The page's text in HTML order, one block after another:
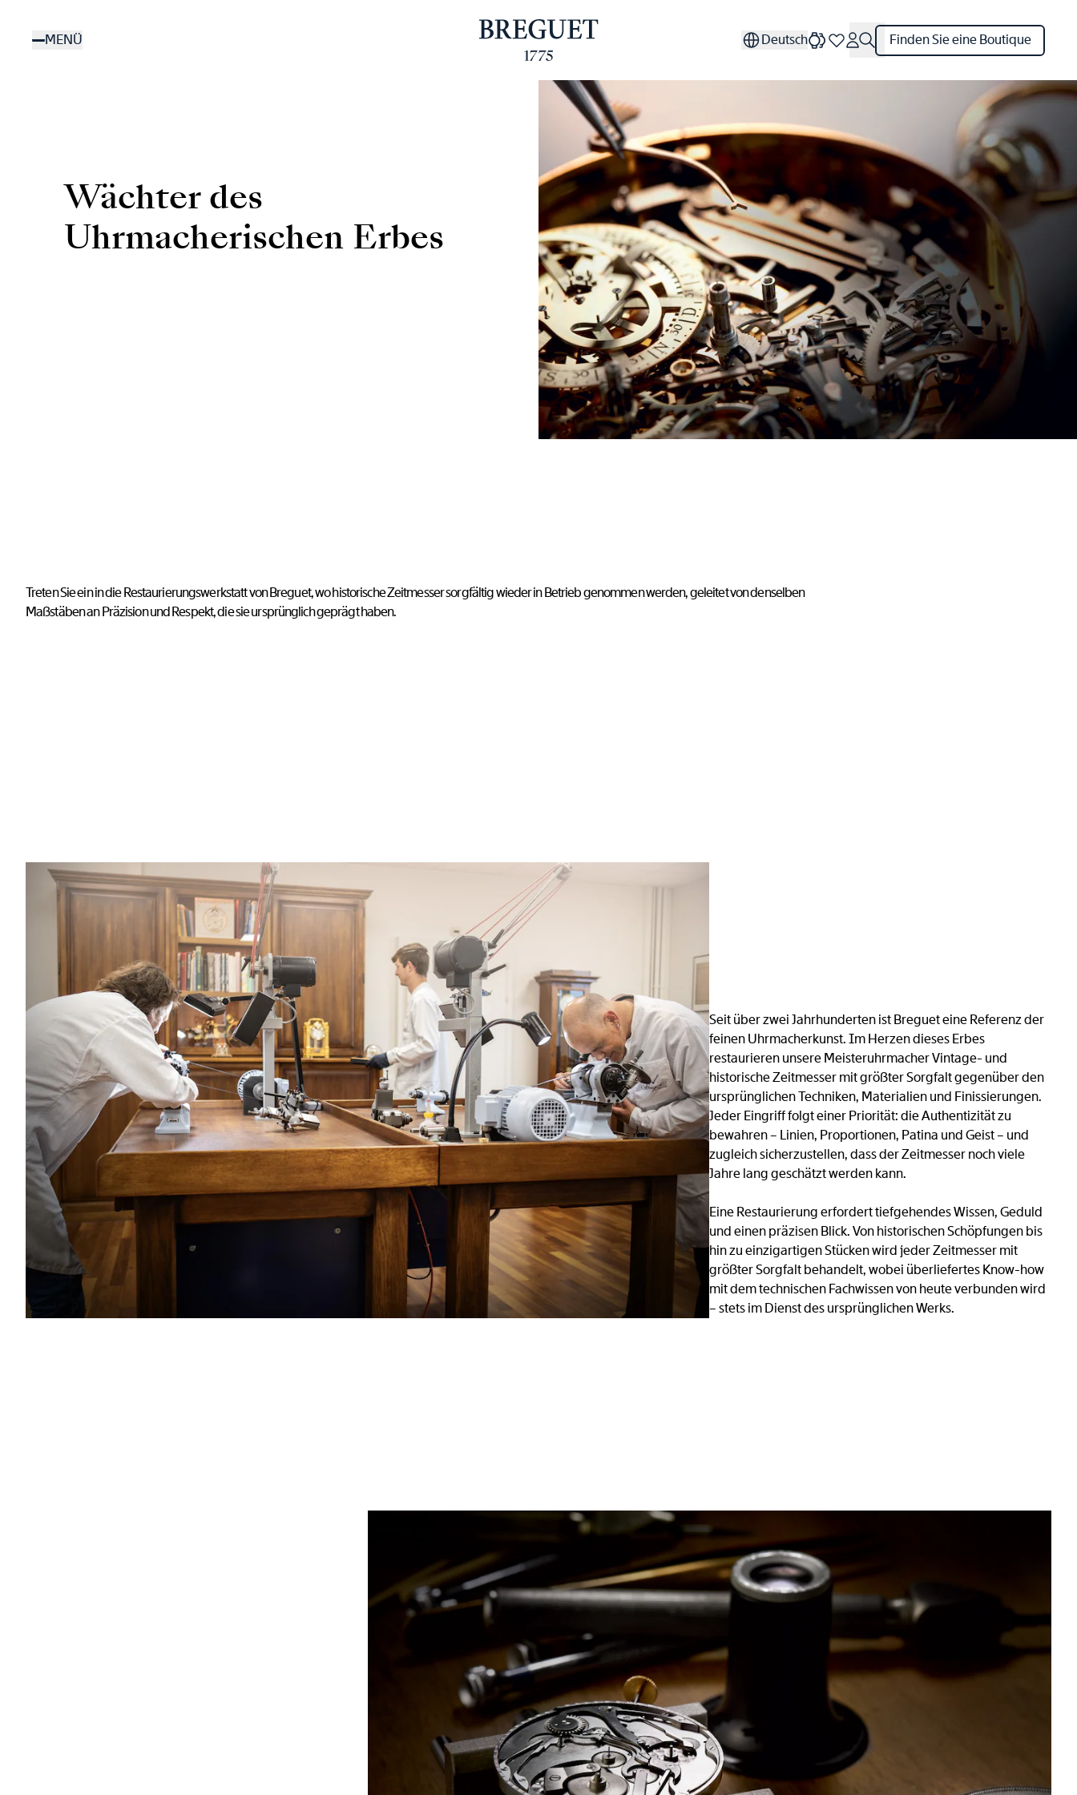
MENÜ Deutsch Finden Sie eine Boutique
Wächter des
Uhrmacherischen Erbes
Treten Sie ein in die Restaurierungswerkstatt von Breguet, wo historische Zeitmesser sorgfältig wieder in Betrieb genommen werden, geleitet von denselben
Maßstäben an Präzision und Respekt, die sie ursprünglich geprägt haben.
Seit über zwei Jahrhunderten ist Breguet eine Referenz der
feinen Uhrmacherkunst. Im Herzen dieses Erbes
restaurieren unsere Meisteruhrmacher Vintage- und
historische Zeitmesser mit größter Sorgfalt gegenüber den
ursprünglichen Techniken, Materialien und Finissierungen.
Jeder Eingriff folgt einer Priorität: die Authentizität zu
bewahren – Linien, Proportionen, Patina und Geist – und
zugleich sicherzustellen, dass der Zeitmesser noch viele
Jahre lang geschätzt werden kann.
Eine Restaurierung erfordert tiefgehendes Wissen, Geduld
und einen präzisen Blick. Von historischen Schöpfungen bis
hin zu einzigartigen Stücken wird jeder Zeitmesser mit
größter Sorgfalt behandelt, wobei überliefertes Know-how
mit dem technischen Fachwissen von heute verbunden wird
– stets im Dienst des ursprünglichen Werks.